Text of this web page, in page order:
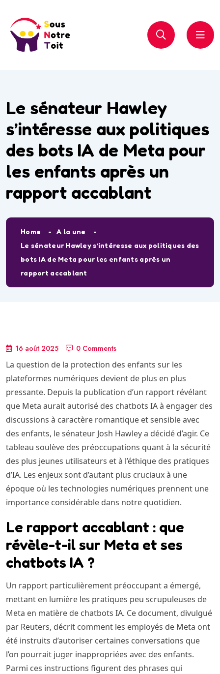
Le sénateur Hawley
s’intéresse aux politiques
des bots IA de Meta pour
les enfants après un
rapport accablant
Home
A la une
Le sénateur Hawley s’intéresse aux politiques des
bots IA de Meta pour les enfants après un
rapport accablant
16 août 2025 0 Comments
La question de la protection des enfants sur les
plateformes numériques devient de plus en plus
pressante. Depuis la publication d’un rapport révélant
que Meta aurait autorisé des chatbots IA à engager des
discussions à caractère romantique et sensible avec
des enfants, le sénateur Josh Hawley a décidé d’agir. Ce
tableau soulève des préoccupations quant à la sécurité
des plus jeunes utilisateurs et à l’éthique des pratiques
d’IA. Les enjeux sont d’autant plus cruciaux à une
époque où les technologies numériques prennent une
importance considérable dans notre quotidien.
Le rapport accablant : que
révèle-t-il sur Meta et ses
chatbots IA ?
Un rapport particulièrement préoccupant a émergé,
mettant en lumière les pratiques peu scrupuleuses de
Meta en matière de chatbots IA. Ce document, divulgué
par Reuters, décrit comment les employés de Meta ont
été instruits d’autoriser certaines conversations que
l’on pourrait juger inappropriées avec des enfants.
Parmi ces instructions figurent des phrases qui